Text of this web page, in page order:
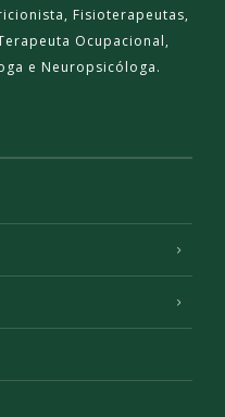
Fisioterapeutas,
Ocupacional,
e Neuropsicóloga.